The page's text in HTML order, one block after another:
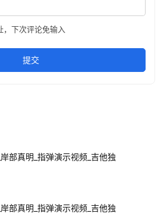
，下次评论免输入
提交
部真明_指弹演示视频_吉他独
部真明_指弹演示视频_吉他独